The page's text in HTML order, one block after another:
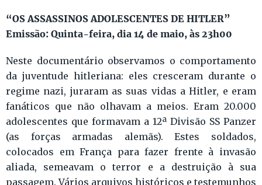
“OS ASSASSINOS ADOLESCENTES DE HITLER”
Emissão: Quinta-feira, dia 14 de maio, às 23h00
Neste documentário observamos o comportamento
da juventude hitleriana: eles cresceram durante o
regime nazi, juraram as suas vidas a Hitler, e eram
fanáticos que não olhavam a meios. Eram 20.000
adolescentes que formavam a 12ª Divisão SS Panzer
(as forças armadas alemãs). Estes soldados,
colocados em França para fazer frente à invasão
aliada, semeavam o terror e a destruição à sua
passagem. Vários arquivos históricos e testemunhos